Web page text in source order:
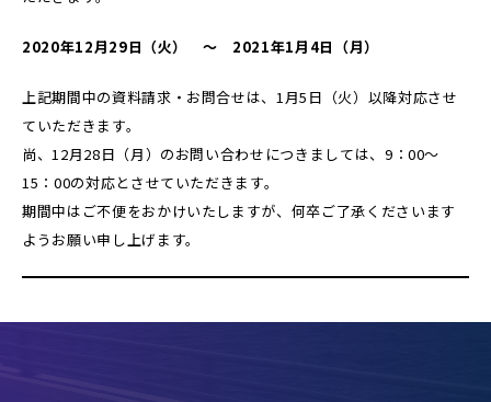
2020年12月29日（火） ～ 2021年1月4日（月）
上記期間中の資料請求・お問合せは、1月5日（火）以降対応させ
ていただきます。
尚、12月28日（月）のお問い合わせにつきましては、9：00～
15：00の対応とさせていただきます。
期間中はご不便をおかけいたしますが、何卒ご了承くださいます
ようお願い申し上げます。